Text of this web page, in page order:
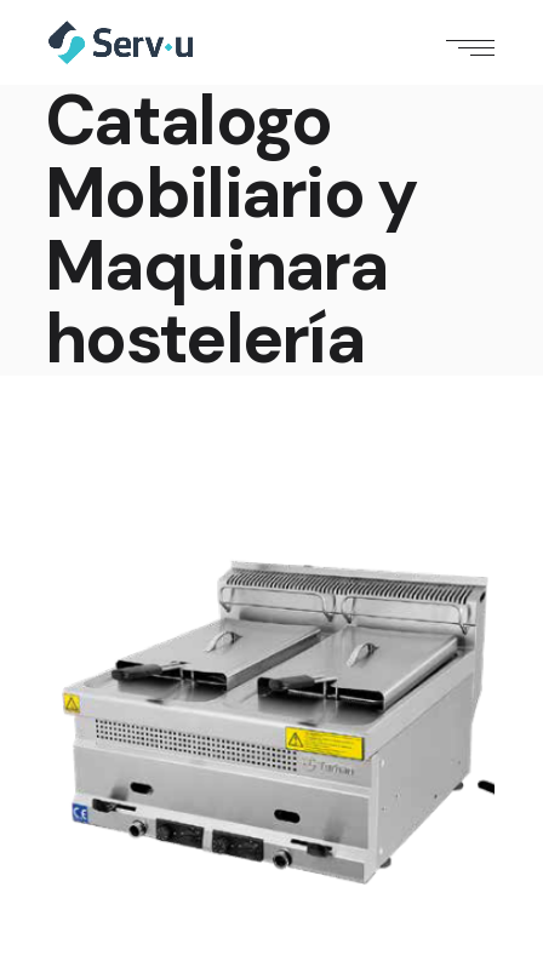
Catalogo
Mobiliario y
Maquinara
hostelería